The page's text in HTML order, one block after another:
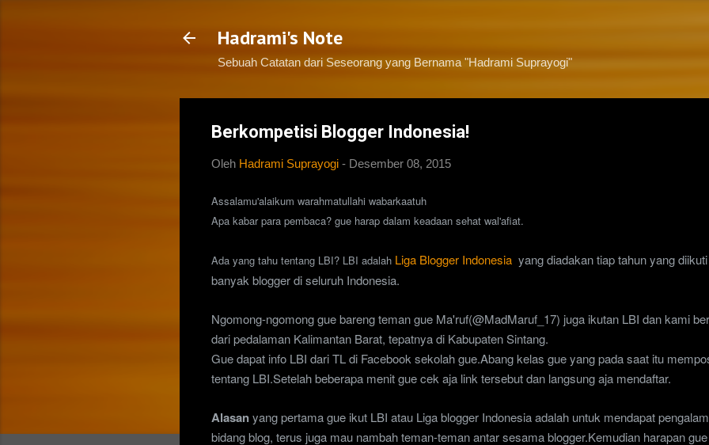
Hadrami's Note
Sebuah Catatan dari Seseorang yang Bernama "Hadrami Suprayogi"
Berkompetisi Blogger Indonesia!
Oleh Hadrami Suprayogi - Desember 08, 2015
Assalamu'alaikum warahmatullahi wabarkaatuh
Apa kabar para pembaca? gue harap dalam keadaan sehat wal'afiat.
Ada yang tahu tentang LBI? LBI adalah Liga Blogger Indonesia yang diadakan tiap tahun yang
banyak blogger di seluruh Indonesia.
Ngomong-ngomong gue bareng teman gue Ma'ruf(@MadMaruf _17) juga ikutan LBI dan kami
dari pedalaman Kalimantan Barat, tepatnya di Kabupaten Sintang.
Gue dapat info LBI dariTL di Facebook sekolah gue.Abang kelas gue yang pada saat itu
tentang LBI.Setelah beberapa menitgue cek aja link tersebut dan langsung aja mendaftar.
Alasanyang pertama gue ikut LBI atau Liga blogger Indonesia adalah untuk mendapat
bidang blog, terus juga mau nambah teman-teman antar sesama blogger.Kemudian harapan